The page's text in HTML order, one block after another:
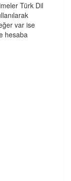
Türk Dil
var ise
hesaba